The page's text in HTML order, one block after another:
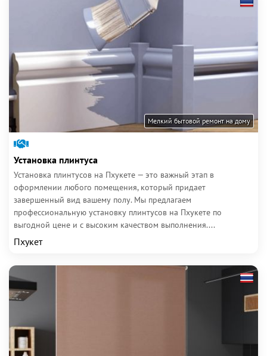
Мелкий бытовой ремонт на дому
Установка плинтуса
Установка плинтусов на Пхукете — это важный этап в
оформлении любого помещения, который придает
завершенный вид вашему полу. Мы предлагаем
профессиональную установку плинтусов на Пхукете по
выгодной цене и с высоким качеством выполнения....
Пхукет